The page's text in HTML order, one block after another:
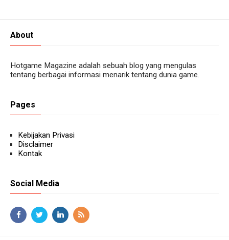
About
Hotgame Magazine adalah sebuah blog yang mengulas
tentang berbagai informasi menarik tentang dunia game.
Pages
Kebijakan Privasi
Disclaimer
Kontak
Social Media